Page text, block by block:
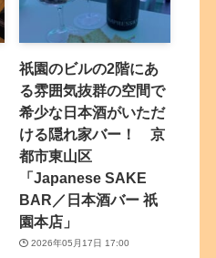
祇園のビルの2階にあ
る雰囲気抜群の空間で
希少な日本酒がいただ
ける隠れ家バー！ 京
都市東山区
「Japanese SAKE
BAR／日本酒バー 祇
園本店」
2026年05月17日 17:00